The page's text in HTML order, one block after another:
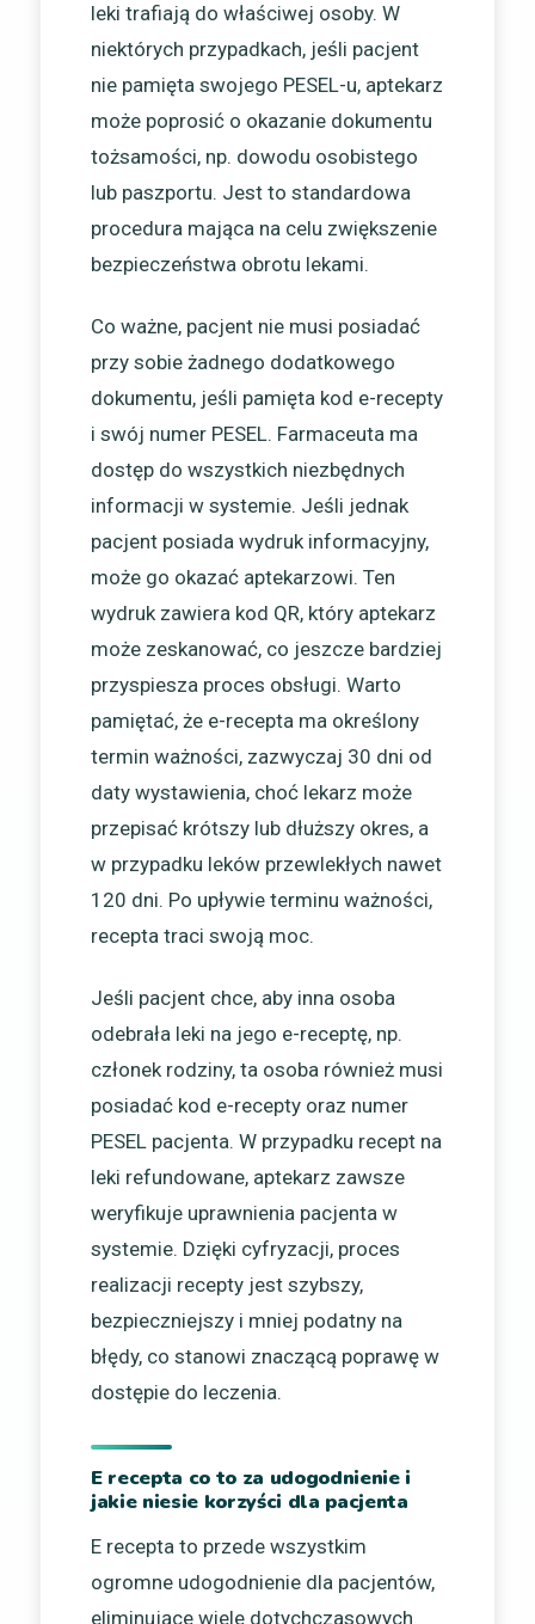
leki trafiają do właściwej osoby. W
niektórych przypadkach, jeśli pacjent
nie pamięta swojego PESEL-u, aptekarz
może poprosić o okazanie dokumentu
tożsamości, np. dowodu osobistego
lub paszportu. Jest to standardowa
procedura mająca na celu zwiększenie
bezpieczeństwa obrotu lekami.
Co ważne, pacjent nie musi posiadać
przy sobie żadnego dodatkowego
dokumentu, jeśli pamięta kod e-recepty
i swój numer PESEL. Farmaceuta ma
dostęp do wszystkich niezbędnych
informacji w systemie. Jeśli jednak
pacjent posiada wydruk informacyjny,
może go okazać aptekarzowi. Ten
wydruk zawiera kod QR, który aptekarz
może zeskanować, co jeszcze bardziej
przyspiesza proces obsługi. Warto
pamiętać, że e-recepta ma określony
termin ważności, zazwyczaj 30 dni od
daty wystawienia, choć lekarz może
przepisać krótszy lub dłuższy okres, a
w przypadku leków przewlekłych nawet
120 dni. Po upływie terminu ważności,
recepta traci swoją moc.
Jeśli pacjent chce, aby inna osoba
odebrała leki na jego e-receptę, np.
członek rodziny, ta osoba również musi
posiadać kod e-recepty oraz numer
PESEL pacjenta. W przypadku recept na
leki refundowane, aptekarz zawsze
weryfikuje uprawnienia pacjenta w
systemie. Dzięki cyfryzacji, proces
realizacji recepty jest szybszy,
bezpieczniejszy i mniej podatny na
błędy, co stanowi znaczącą poprawę w
dostępie do leczenia.
E recepta co to za udogodnienie i
jakie niesie korzyści dla pacjenta
E recepta to przede wszystkim
ogromne udogodnienie dla pacjentów,
eliminujące wiele dotychczasowych